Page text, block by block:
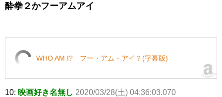
酔拳２かフーアムアイ
WHO AM I? フー・アム・アイ？(字幕版)
10: 映画好き名無し 2020/03/28(土) 04:36:03.070